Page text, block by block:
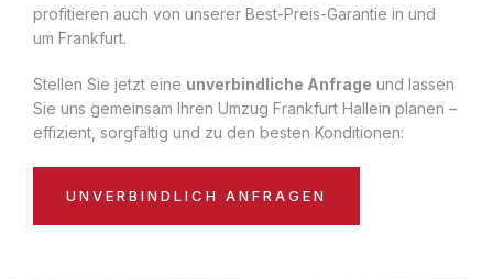
profitieren auch von unserer Best-Preis-Garantie in und
um Frankfurt.
Stellen Sie jetzt eine unverbindliche Anfrage und lassen
Sie uns gemeinsam Ihren Umzug Frankfurt Hallein planen –
effizient, sorgfältig und zu den besten Konditionen:
UNVERBINDLICH ANFRAGEN